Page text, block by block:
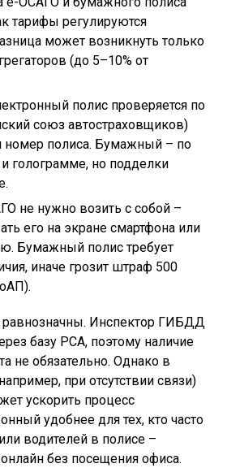
тарифы регулируются
может возникнуть только
(до 5–10% от
полис проверяется по
союз автостраховщиков)
номер полиса. Бумажный – по
голограмме, но подделки
не нужно возить с собой –
его на экране смартфона или
Бумажный полис требует
иначе грозит штраф 500
Инспектор ГИБДД
базу РСА, поэтому наличие
не обязательно. Однако в
при отсутствии связи)
ускорить процесс
удобнее для тех, кто часто
водителей в полисе –
без посещения офиса.